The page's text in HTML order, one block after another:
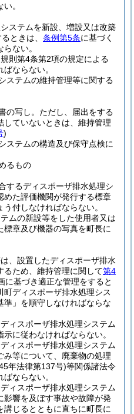
。
ステムを新設、増設又は改築
ときは、 条例第5条に基づく
ない。
則第4条第2項の規定による
ならない。
ステムの維持管理等に関する
の写し。 ただし、届出をする
していないときは、維持管理
)
ステムの構造及び保守点検に
るもの
するディスポーザ排水処理シ
めた評価機関が発行する標章
付しなければならない。
ムの新設等をした使用者又は
章及び機器の写真を町長に
、設置したディスポーザ排水
るため、維持管理に関して第4
に基づき適正な管理をすると
町ディスポーザ排水処理シス
準」を順守しなければならな
ィスポーザ排水処理システム
に従わなければならない。
ィスポーザ排水処理システム
等について、廃棄物の処理
年法律第137号)等関係諸法令
ならない。
ィスポーザ排水処理システム
響を及ぼす事故や故障が発
じるとともに直ちに町長に